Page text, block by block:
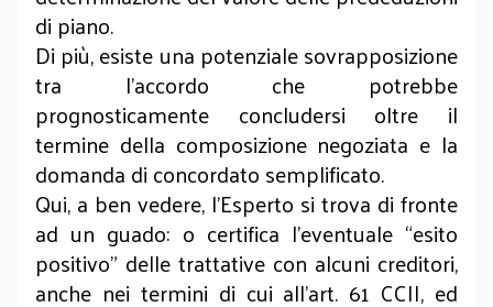
di piano.
Di più, esiste una potenziale sovrapposizione
tra l’accordo che potrebbe
prognosticamente concludersi oltre il
termine della composizione negoziata e la
domanda di concordato semplificato.
Qui, a ben vedere, l’Esperto si trova di fronte
ad un guado: o certifica l’eventuale “esito
positivo” delle trattative con alcuni creditori,
anche nei termini di cui all’art. 61 CCII, ed